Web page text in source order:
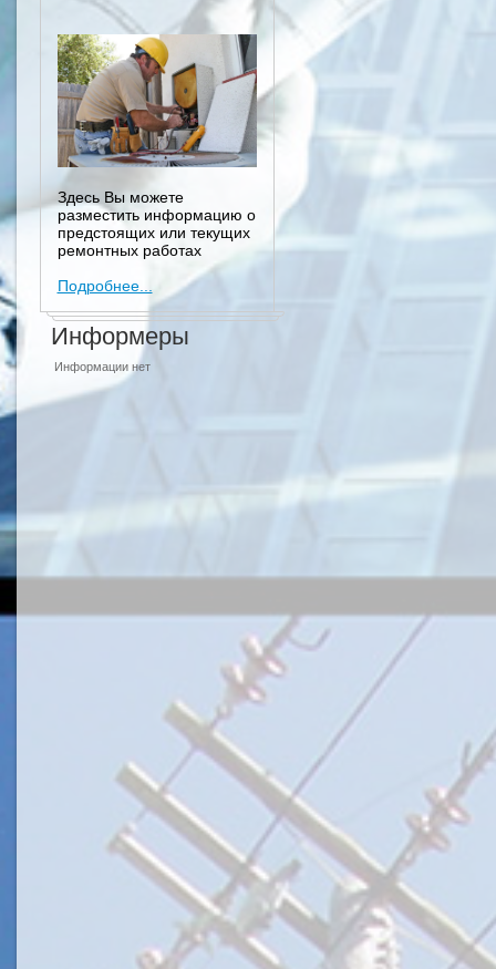
Здесь Вы можете
разместить информацию о
предстоящих или текущих
ремонтных работах
Подробнее...
Информеры
Информации нет